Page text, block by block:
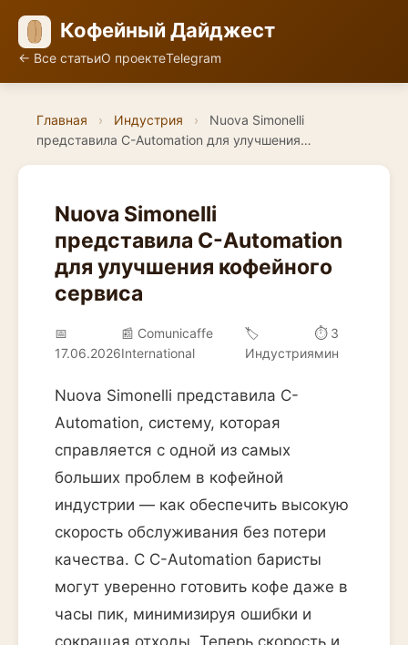
Кофейный Дайджест
← Все статьиО проектеTelegram
Главная › Индустрия ›
Nuova Simonelli
представила C-Automation для улучшения…
Nuova Simonelli
представила C-Automation
для улучшения кофейного
сервиса
📅
17.06.2026
📰 Comunicaffe
International
🏷️
Индустрия
⏱ 3
мин
Nuova Simonelli представила C-
Automation, систему, которая
справляется с одной из самых
больших проблем в кофейной
индустрии — как обеспечить высокую
скорость обслуживания без потери
качества. С C-Automation баристы
могут уверенно готовить кофе даже в
часы пик, минимизируя ошибки и
сокращая отходы. Теперь скорость и